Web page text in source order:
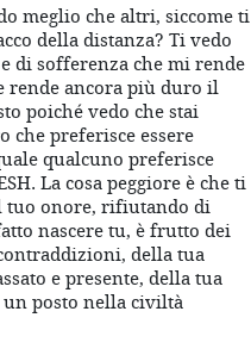
meglio che altri, siccome ti
della distanza? Ti vedo
di sofferenza che mi rende
rende ancora più duro il
poiché vedo che stai
che preferisce essere
qualcuno preferisce
La cosa peggiore è che ti
tuo onore, rifiutando di
nascere tu, è frutto dei
della tua
e presente, della tua
posto nella civiltà